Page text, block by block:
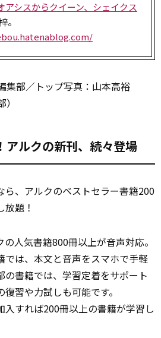
アシスからクイーン、シェイクス
。
集部／トップ写真：山本高裕
ルクの新刊、続々登場
ら、アルクのベストセラー書籍200
題！
の人気書籍800冊以上が音声対応。
では、本文と音声をスマホで手軽
の書籍では、学習定着をサポート
習や力試しも可能です。
入すれば200冊以上の書籍が学習し